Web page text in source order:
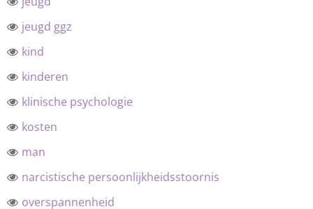
jeugd ggz
kind
kinderen
klinische psychologie
kosten
man
narcistische persoonlijkheidsstoornis
overspannenheid